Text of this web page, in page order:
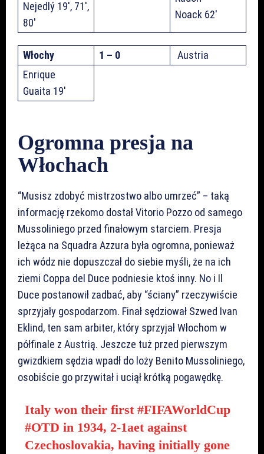
Nejedlý 19′, 71′,
80′
Noack 62′
Włochy 1 – 0
Austria
Enrique
Guaita 19′
Ogromna presja na
Włochach
“Musisz zdobyć mistrzostwo albo umrzeć” – taką
informację rzekomo dostał Vitorio Pozzo od samego
Mussoliniego przed finałowym starciem. Presja
leżąca na Squadra Azzura była ogromna, ponieważ
ich wódz nie dopuszczał do siebie myśli, że na ich
ziemi Coppa del Duce podniesie ktoś inny. No i Il
Duce postanowił zadbać, aby “ściany” rzeczywiście
sprzyjały gospodarzom. Finał sędziował Szwed Ivan
Eklind, ten sam arbiter, który sprzyjał Włochom w
półfinale z Austrią. Jeszcze tuż przed pierwszym
gwizdkiem sędzia wpadł do loży Benito Mussoliniego,
osobiście go przywitał i uciął krótką pogawędkę.
Italy won their first #FIFAWorldCup
#OTD in 1934, 2-1aet against
Czechoslovakia, having initially gone